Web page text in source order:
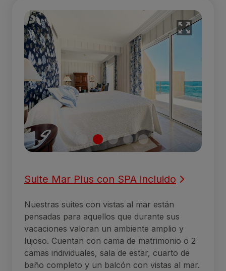
Suite Mar Plus con SPA incluido
Nuestras suites con vistas al mar están
pensadas para aquellos que durante sus
vacaciones valoran un ambiente amplio y
lujoso. Cuentan con cama de matrimonio o 2
camas individuales, sala de estar, cuarto de
baño completo y un balcón con vistas al mar.